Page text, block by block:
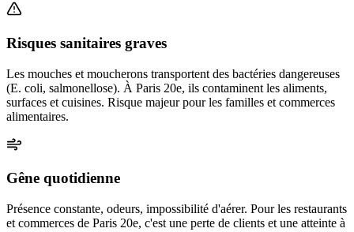
Risques sanitaires graves
Les mouches et moucherons transportent des bactéries dangereuses
(E. coli, salmonellose). À Paris 20e, ils contaminent les aliments,
surfaces et cuisines. Risque majeur pour les familles et commerces
alimentaires.
Gêne quotidienne
Présence constante, odeurs, impossibilité d'aérer. Pour les restaurants
et commerces de Paris 20e, c'est une perte de clients et une atteinte à